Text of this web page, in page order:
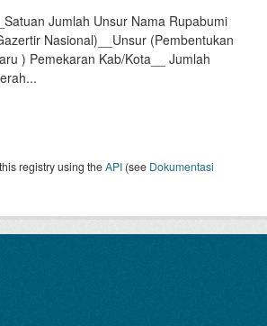
Jumlah Unsur Nama Rupabumi
Nasional)__Unsur (Pembentukan
) Pemekaran Kab/Kota__ Jumlah
registry using theAPI (see Dokumentasi